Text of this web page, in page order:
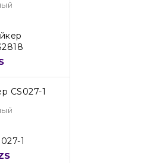
1